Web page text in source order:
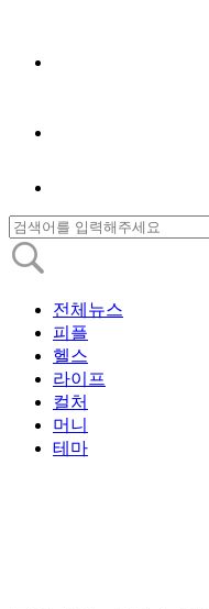
전체뉴스
피플
헬스
라이프
컬처
머니
테마